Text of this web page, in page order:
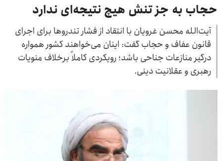
حجاب به جز تنش هیچ نتیجه‌ای ندارد
آیت‌الله محسن غرویان با انتقاد از فشار تندروها برای اجرای
قانون عفاف و حجاب گفت: اینان می‌خواهند کشور همواره
درگیر منازعات جناحی باشد؛ رویکردی کاملاً برخلاف منویات
رهبری و عقلانیت دینی.